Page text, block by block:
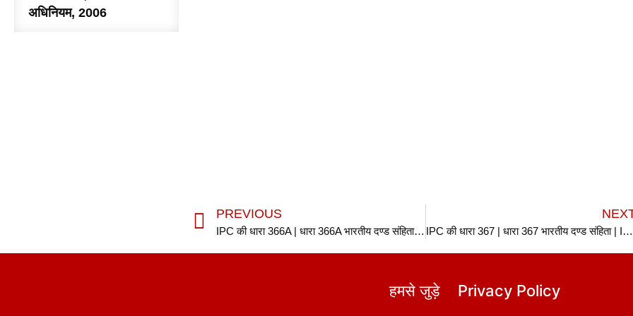
अधिनियम, 2006
PREVIOUS
IPC की धारा 366A | धारा 366A भारतीय दण्ड संहिता | IPC Section 366A In Hindi IPC की धारा 367 | धारा 367 भारतीय दण्ड संहिता | IPC Section 367 In Hindi
हमसे जुड़े
Privacy Policy